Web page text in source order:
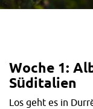
Woche 1:
Süditalien
Los geht es in